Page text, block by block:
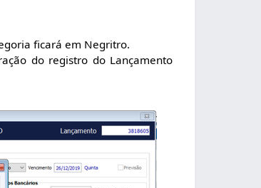
ficará em Negritro.
do registro do Lançamento